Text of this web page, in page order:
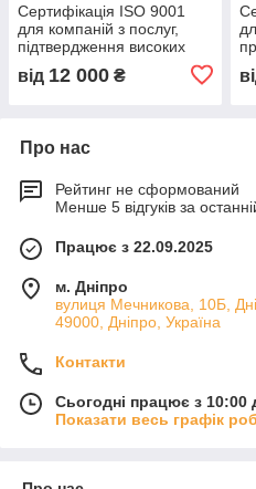
Сертифікація ISO 9001
для компаній з послуг,
підтвердження високих
сертифікація системи
від 12 000 ₴
Про нас
Рейтинг не сформований
Менше 5 відгуків за
Працює з 22.09.2025
м. Дніпро
вулиця Мечникова, 10Б,
49000, Дніпро, Україна
Контакти
Сьогодні працює з 10:00
Показати весь графік